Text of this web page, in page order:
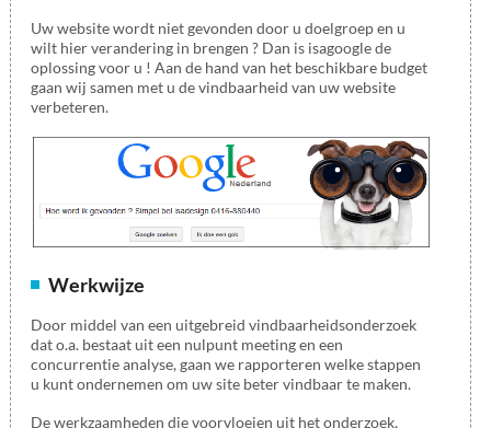
Uw website wordt niet gevonden door u doelgroep en u
wilt hier verandering in brengen ? Dan is isagoogle de
oplossing voor u ! Aan de hand van het beschikbare budget
gaan wij samen met u de vindbaarheid van uw website
verbeteren.
Werkwijze
Door middel van een uitgebreid vindbaarheidsonderzoek
dat o.a. bestaat uit een nulpunt meeting en een
concurrentie analyse, gaan we rapporteren welke stappen
u kunt ondernemen om uw site beter vindbaar te maken.
De werkzaamheden die voorvloeien uit het onderzoek,